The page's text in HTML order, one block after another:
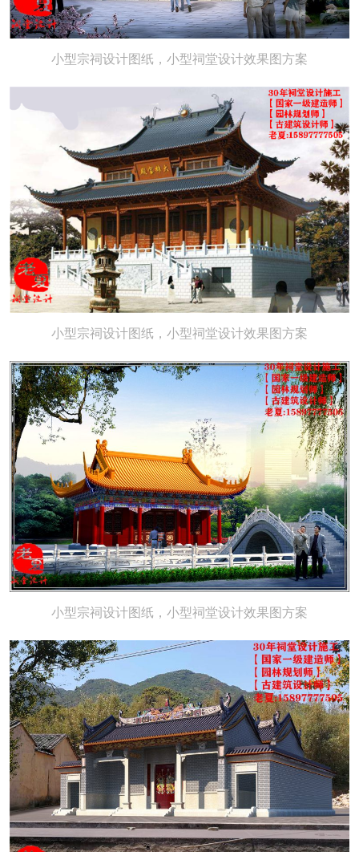
小型宗祠设计图纸，小型祠堂设计效果图方案
小型宗祠设计图纸，小型祠堂设计效果图方案
小型宗祠设计图纸，小型祠堂设计效果图方案